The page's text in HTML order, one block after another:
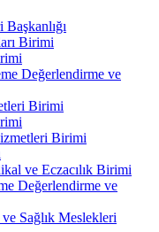
Birimi
Değerlendirme ve
Birimi
Birimi
ve Eczacılık Birimi
Değerlendirme ve
Sağlık Meslekleri